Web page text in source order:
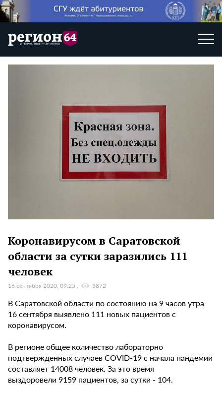
Коронавирусом в Саратовской
области за сутки заразились 111
человек
16 сентября 2020, 09:25 3872
В Саратовской области по состоянию на 9 часов утра
16 сентября выявлено 111 новых пациентов с
коронавирусом.
В регионе общее количество лабораторно
подтвержденных случаев COVID-19 с начала пандемии
составляет 14008 человек. За это время
выздоровели 9159 пациентов, за сутки - 104.